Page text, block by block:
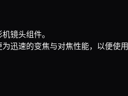
镜头组件。
迅速的变焦与对焦性能，以便使